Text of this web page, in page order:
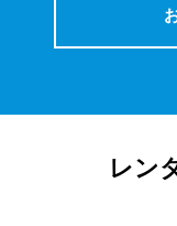
レン